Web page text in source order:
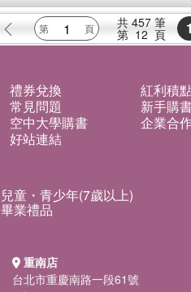
共 457 筆
第 12 頁 1
禮券兌換
紅利積
常見問題
新手購
空中大學購書
企業合
好站連結
兒童・青少年(7歲以上)
畢業禮品
重南店
台北市重慶南路一段61號